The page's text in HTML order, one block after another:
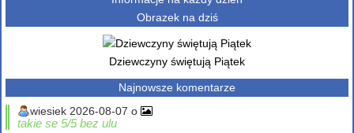
Obrazek na dziś
Dziewczyny świętują Piątek
Najnowsze komentarze
wiesiek 2026-08-07 o
takie se 5/5 bez ulu